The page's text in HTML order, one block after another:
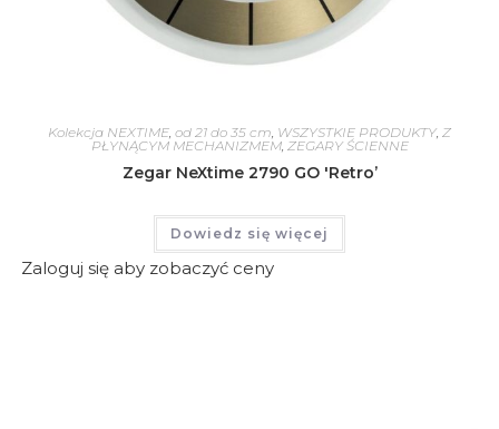
Kolekcja NEXTIME od 21 do 35 cm WSZYSTKIE PRODUKTY Z
PŁYNĄCYM MECHANIZMEM, ZEGARY ŚCIENNE
Zegar NeXtime 2790 GO 'Retro’
Dowiedz się więcej
Zaloguj się aby zobaczyć ceny